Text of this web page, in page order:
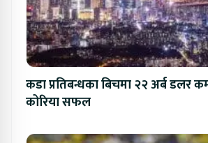
कडा प्रतिबन्धका बिचमा २२ अर्ब डलर
कोरिया सफल